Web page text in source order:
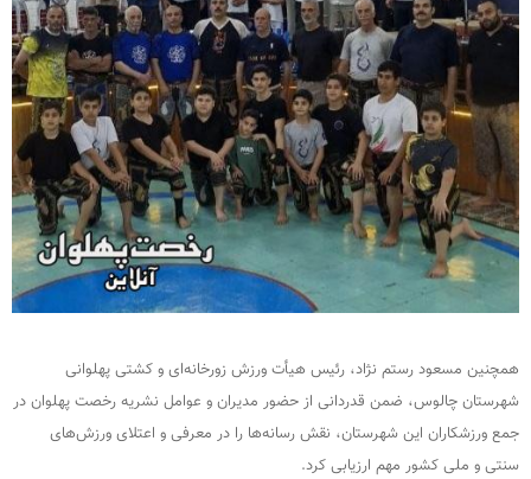
همچنین مسعود رستم نژاد، رئیس هیأت ورزش زورخانه‌ای و کشتی پهلوانی
شهرستان چالوس، ضمن قدردانی از حضور مدیران و عوامل نشریه رخصت پهلوان در
جمع ورزشکاران این شهرستان، نقش رسانه‌ها را در معرفی و اعتلای ورزش‌های
سنتی و ملی کشور مهم ارزیابی کرد.